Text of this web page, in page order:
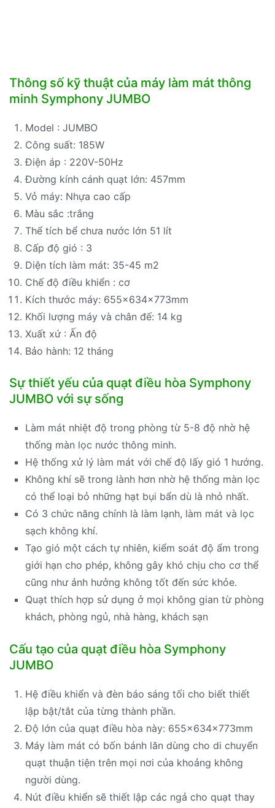
Thông số kỹ thuật của máy làm mát thông
minh Symphony JUMBO
Model : JUMBO
Công suất: 185W
Điện áp : 220V-50Hz
Đường kính cánh quạt lớn: 457mm
Vỏ máy: Nhựa cao cấp
Màu sắc :trắng
Thể tích bể chưa nước lớn 51 lít
Cấp độ gió : 3
Diện tích làm mát: 35-45 m2
Chế độ điều khiển : cơ
Kích thước máy: 655x634x773mm
Khối lượng máy và chân đế: 14 kg
Xuất xứ : Ấn độ
Bảo hành: 12 tháng
Sự thiết yếu của quạt điều hòa Symphony
JUMBO với sự sống
Làm mát nhiệt độ trong phòng từ 5-8 độ nhờ hệ
thống màn lọc nước thông minh.
Hệ thống xử lý làm mát với chế độ lấy gió 1 hướng.
Không khí sẽ trong lành hơn nhờ hệ thống màn lọc
có thể loại bỏ những hạt bụi bẩn dù là nhỏ nhất.
Có 3 chức năng chính là làm lạnh, làm mát và lọc
sạch không khí.
Tạo gió một cách tự nhiên, kiểm soát độ ẩm trong
giới hạn cho phép, không gây khó chịu cho cơ thể
cũng như ảnh hưởng không tốt đến sức khỏe.
Quạt thích hợp sử dụng ở mọi không gian từ phòng
khách, phòng ngủ, nhà hàng, khách sạn
Cấu tạo của quạt điều hòa Symphony
JUMBO
Hệ điều khiển và đèn báo sáng tối cho biết thiết
lập bật/tắt của từng thành phần.
Độ lớn của quạt điều hòa này: 655x634x773mm
Máy làm mát có bốn bánh lăn dùng cho di chuyển
quạt thuận tiện trên mọi nơi của khoảng không
người dùng.
Nút điều khiển sẽ thiết lập các ngả cho quạt thay